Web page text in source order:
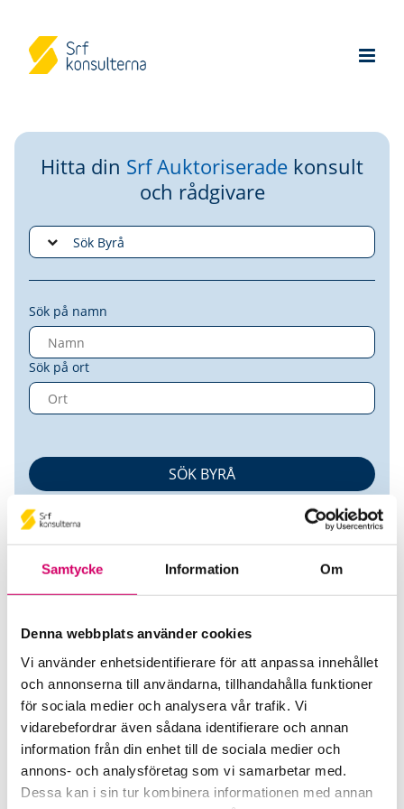
Samtycke Information Om
Denna webbplats använder cookies
Vi använder enhetsidentifierare för att anpassa innehållet
och annonserna till användarna, tillhandahålla funktioner
för sociala medier och analysera vår trafik. Vi
vidarebefordrar även sådana identifierare och annan
information från din enhet till de sociala medier och
annons- och analysföretag som vi samarbetar med.
Dessa kan i sin tur kombinera informationen med annan
Hitta din Srf Auktoriserade konsult
och rådgivare
Sök på namn
Sök på ort
Transportrevisioner i Örebro AB
Srf Auktoriserade konsulter
Christer Augustsson
Auktoriserad Redovisningskonsult
Skicka e-post
070-727 15 07